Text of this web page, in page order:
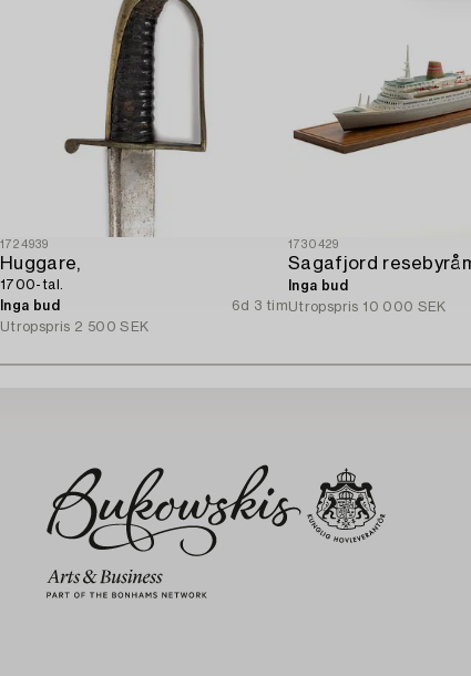
1724939
Huggare,
1700-tal.
Inga bud
6d 3 tim
Utropspris 2 500 SEK
1730429
Inga bud
Utropspris 10 000 SEK